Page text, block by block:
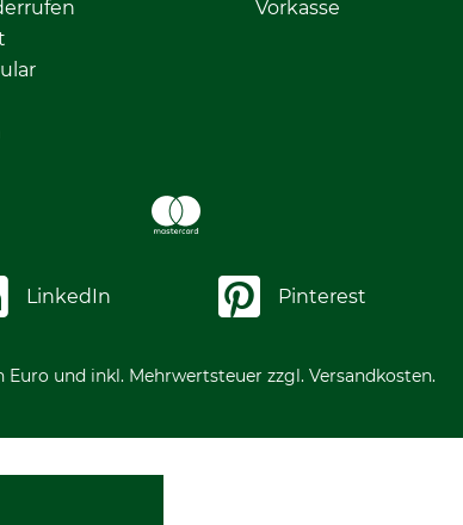
Vorkasse
LinkedIn Pinterest
Euro und inkl. Mehrwertsteuer zzgl. Versandkosten.